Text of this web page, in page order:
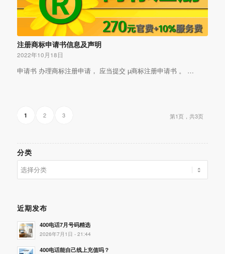
注册商标申请书信息及声明
2022年10月18日
申请书 办理商标注册申请， 应当提交 µ商标注册申请书 。 …
第1页，共3页
1 2 3
分类
类
近期发布
400电话7月号码精选
2026年7月1日 - 21:44
400电话能自己线上充值吗？